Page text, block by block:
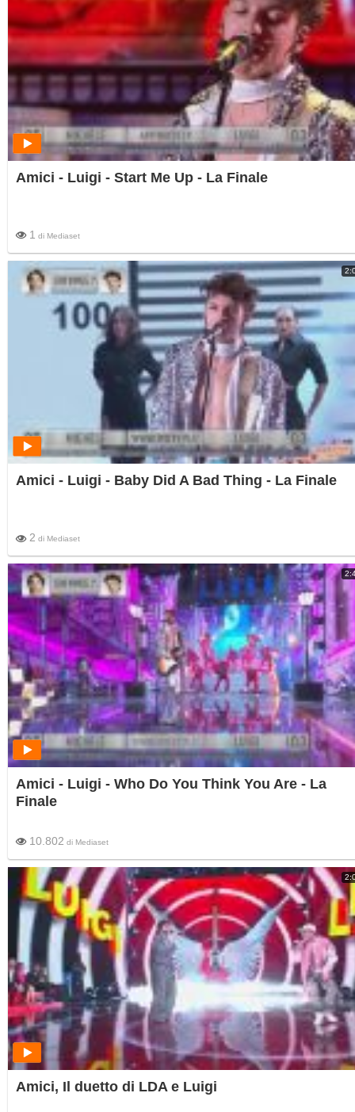
Amici - Luigi - Start Me Up - La Finale
1 di Mediaset
Amici - Luigi - Baby Did A Bad Thing - La Finale
2 di Mediaset
Amici - Luigi - Who Do You Think You Are - La
Finale
10.802 di Mediaset
Amici, Il duetto di LDA e Luigi